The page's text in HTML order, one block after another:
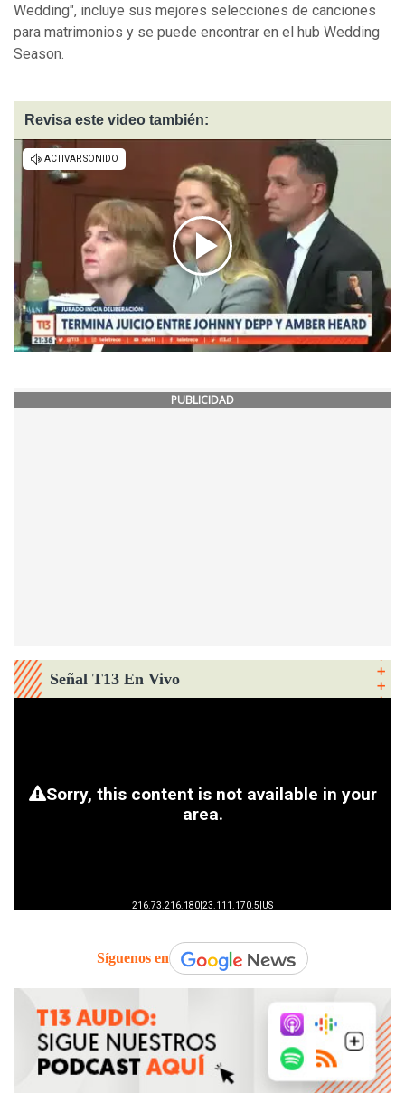
Wedding", incluye sus mejores selecciones de canciones
para matrimonios y se puede encontrar en el hub Wedding
Season.
Revisa este video también:
PUBLICIDAD
Señal T13 En Vivo
Síguenos en